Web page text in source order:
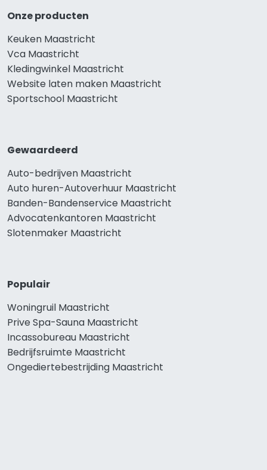
Onze producten
Keuken Maastricht
Vca Maastricht
Kledingwinkel Maastricht
Website laten maken Maastricht
Sportschool Maastricht
Gewaardeerd
Auto-bedrijven Maastricht
Auto huren-Autoverhuur Maastricht
Banden-Bandenservice Maastricht
Advocatenkantoren Maastricht
Slotenmaker Maastricht
Populair
Woningruil Maastricht
Prive Spa-Sauna Maastricht
Incassobureau Maastricht
Bedrijfsruimte Maastricht
Ongediertebestrijding Maastricht